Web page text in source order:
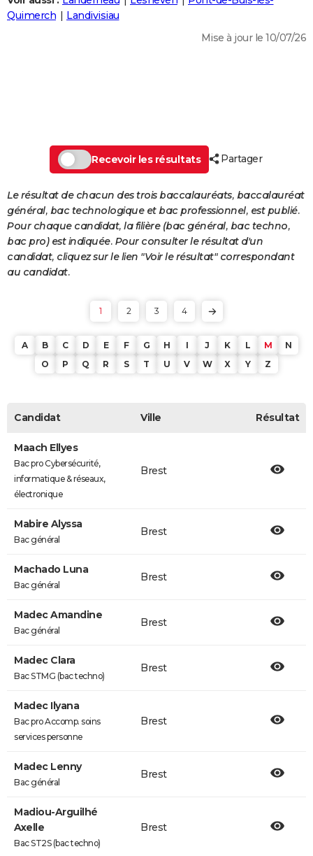
Destinations
City break
Voyage nature
Voyage de noces
Forum
Climat
+
PHOTO
Dictionnaire
PROGRAMME TV
S'inscrire
Se connecter
Lycées
Collèges
Primaires
Universités
Entreprises
Service militaire
Avis de recherche
AVIS DE DÉCÈS
FORUM
Bricolage
Lifestyle
Culture
Sport
Auto
Television
Voyage
Cinema
Quimerch
Landivisiau
Mise à jour le 10/07/26
Recevoir les résultats Partager
Le résultat de chacun des trois baccalauréats, baccalauréat
général, bac technologique et bac professionnel, est publié.
Pour chaque candidat, la filière (bac général, bac techno,
bac pro) est indiquée. Pour consulter le résultat d'un
candidat, cliquez sur le lien "Voir le résultat" correspondant
au candidat.
1 2 3 4
A B C D E F G H I J K L M
N
O
P Q R S T U V W X Y Z
Candidat Ville Résultat
Maach Ellyes
Bac pro Cybersécurité,
informatique & réseaux,
électronique
Brest
Mabire Alyssa
Bac général
Brest
Machado Luna
Bac général
Brest
Madec Amandine
Bac général
Brest
Madec Clara
Bac STMG (bac techno)
Brest
Madec Ilyana
Bac pro Accomp. soins
services personne
Brest
Madec Lenny
Bac général
Brest
Madiou-Arguilhé
Axelle
Bac ST2S (bac techno)
Brest